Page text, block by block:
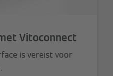
Vitoconnect
is vereist voor